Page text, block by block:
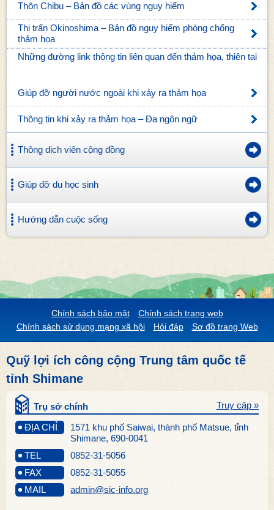
Thôn Chibu – Bản đồ các vùng nguy hiểm
Thị trấn Okinoshima – Bản đồ nguy hiểm phòng chống
thảm họa
Những đường link thông tin liên quan đến thảm họa, thiên tai
Giúp đỡ người nước ngoài khi xảy ra thảm họa
Thông tin khi xảy ra thảm họa – Đa ngôn ngữ
Thông dịch viên cộng đồng
Giúp đỡ du học sinh
Hướng dẫn cuộc sống
Chính sách bảo mật
Chính sách trang web
Chính sách sử dụng mạng xã hội
Hỏi đáp Sơ đồ trang Web
Quỹ lợi ích công cộng Trung tâm quốc tế
tỉnh Shimane
Trụ sở chính
ĐỊA CHỈ
1571 khu phố Saiwai, thành phố Matsue, tỉnh
Shimane, 690-0041
Truy cập »
TEL
0852-31-5056
FAX
0852-31-5055
MAIL
admin@sic-info.org